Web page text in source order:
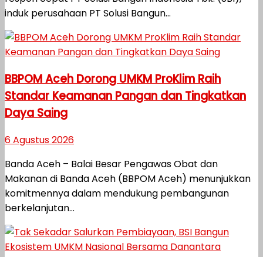
induk perusahaan PT Solusi Bangun...
BBPOM Aceh Dorong UMKM ProKlim Raih
Standar Keamanan Pangan dan Tingkatkan
Daya Saing
6 Agustus 2026
Banda Aceh – Balai Besar Pengawas Obat dan
Makanan di Banda Aceh (BBPOM Aceh) menunjukkan
komitmennya dalam mendukung pembangunan
berkelanjutan...